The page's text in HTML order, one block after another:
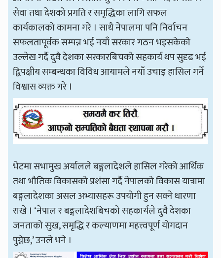
सेवा तथा देशको प्रगति र समृद्धिका लागि सफल
कार्यकालको कामना गरे । साथै नेपालमा पनि निर्वाचन
सफलतापूर्वक सम्पन्न भई नयाँ सरकार गठन भइसकेको
उल्लेख गर्दै दुवै देशका सरकारबिचको सहकार्य थप सुदृढ भई
द्विपक्षीय सम्बन्धका विविध आयामले नयाँ उचाइ हासिल गर्ने
विश्वास व्यक्त गरे ।
भेटमा सभामुख अर्यालले बङ्गलादेशले हासिल गरेको आर्थिक
तथा भौतिक विकासको प्रशंसा गर्दै नेपालको विकास यात्रामा
बङ्गलादेशका असल अभ्यासहरू उपयोगी हुन सक्ने धारणा
राखे । ‘नेपाल र बङ्गलादेशबिचको सहकार्यले दुवै देशका
जनताको सुख, समृद्धि र कल्याणमा महत्त्वपूर्ण योगदान
पुग्नेछ,’ उनले भने ।